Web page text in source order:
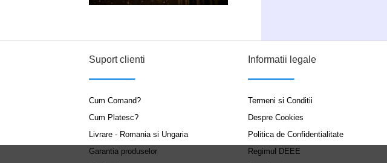
Suport clienti
Cum Comand?
Cum Platesc?
Livrare - Romania si Ungaria
Garantia produselor
Informatii legale
Termeni si Conditii
Despre Cookies
Politica de Confidentialitate
Regimul DEEE